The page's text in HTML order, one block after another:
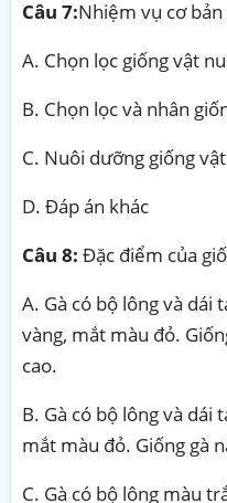
Câu 7:Nhiệm vụ cơ bản
A. Chọn lọc giống vật
B. Chọn lọc và nhân
C. Nuôi dưỡng giống
D. Đáp án khác
Câu 8: Đặc điểm của
A. Gà có bộ lông và dái
vàng, mắt màu đỏ.
cao.
B. Gà có bộ lông và dái
mắt màu đỏ. Giống gà
C. Gà có bộ lông màu